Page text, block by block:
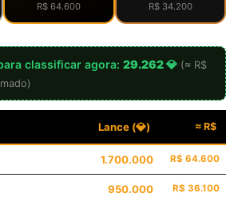
R$ 64.600 R$ 34.200
classificar agora: 29.262 💎 (≈ R$
Lance (💎) ≈ R$
1.700.000 R$ 64.600
950.000 R$ 36.100